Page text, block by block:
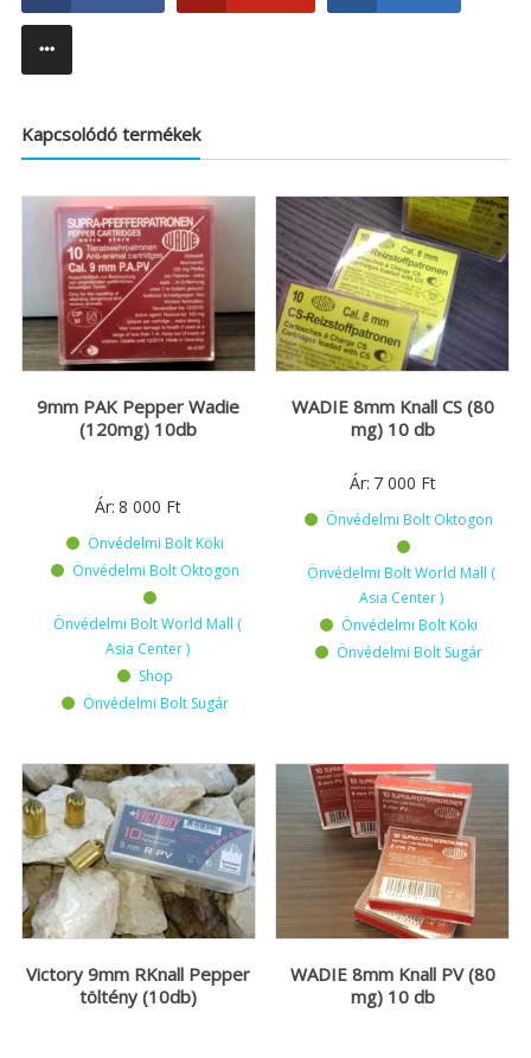
Kapcsolódó termékek
9mm PAK Pepper Wadie
(120mg) 10db
Ár: 8 000 Ft
Önvédelmi Bolt Köki
Önvédelmi Bolt Oktogon
Önvédelmi Bolt World Mall (
Asia Center )
Shop
Önvédelmi Bolt Sugár
WADIE 8mm Knall CS (80
mg) 10 db
Ár: 7 000 Ft
Önvédelmi Bolt Oktogon
Önvédelmi Bolt World Mall (
Asia Center )
Önvédelmi Bolt Köki
Önvédelmi Bolt Sugár
Victory 9mm RKnall Pepper
töltény (10db)
WADIE 8mm Knall PV (80
mg) 10 db